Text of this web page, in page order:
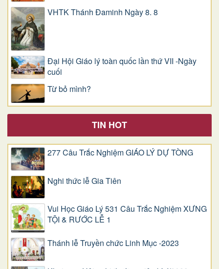
VHTK Thánh Đaminh Ngày 8. 8
Đại Hội Giáo lý toàn quốc lần thứ VII -Ngày
cuối
Từ bỏ mình?
TIN HOT
277 Câu Trắc Nghiệm GIÁO LÝ DỰ TÒNG
Nghi thức lễ Gia Tiên
Vui Học Giáo Lý 531 Câu Trắc Nghiệm XƯNG
TỘI & RƯỚC LỄ 1
Thánh lễ Truyền chức Linh Mục -2023